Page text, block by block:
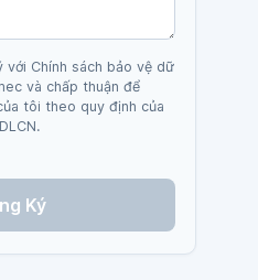
với Chính sách bảo vệ dữ
và chấp thuận để
tôi theo quy định của
Ký